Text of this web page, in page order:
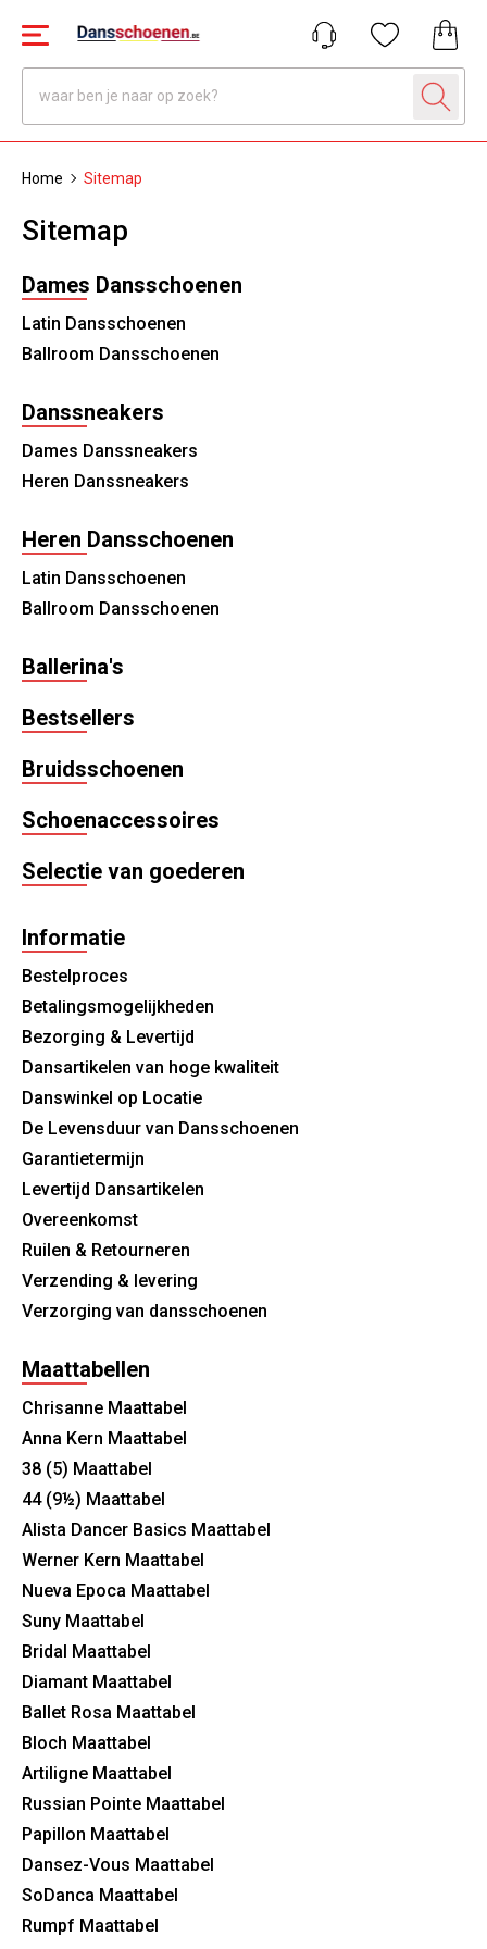
Home Sitemap
Sitemap
Dames Dansschoenen
Latin Dansschoenen
Ballroom Dansschoenen
Danssneakers
Dames Danssneakers
Heren Danssneakers
Heren Dansschoenen
Latin Dansschoenen
Ballroom Dansschoenen
Ballerina's
Bestsellers
Bruidsschoenen
Schoenaccessoires
Selectie van goederen
Informatie
Bestelproces
Betalingsmogelijkheden
Bezorging & Levertijd
Dansartikelen van hoge kwaliteit
Danswinkel op Locatie
De Levensduur van Dansschoenen
Garantietermijn
Levertijd Dansartikelen
Overeenkomst
Ruilen & Retourneren
Verzending & levering
Verzorging van dansschoenen
Maattabellen
Chrisanne Maattabel
Anna Kern Maattabel
38 (5) Maattabel
44 (9½) Maattabel
Alista Dancer Basics Maattabel
Werner Kern Maattabel
Nueva Epoca Maattabel
Suny Maattabel
Bridal Maattabel
Diamant Maattabel
Ballet Rosa Maattabel
Bloch Maattabel
Artiligne Maattabel
Russian Pointe Maattabel
Papillon Maattabel
Dansez-Vous Maattabel
SoDanca Maattabel
Rumpf Maattabel